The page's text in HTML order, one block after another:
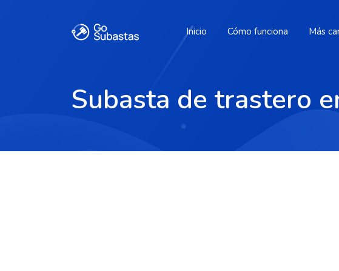
Inicio Cómo funciona Más
Subasta de trastero